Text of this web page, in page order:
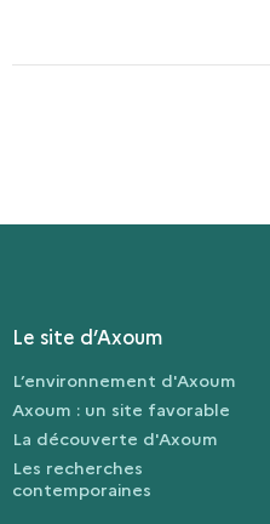
Le site d’Axoum
L’environnement d'Axoum
Axoum : un site favorable
La découverte d'Axoum
Les recherches
contemporaines